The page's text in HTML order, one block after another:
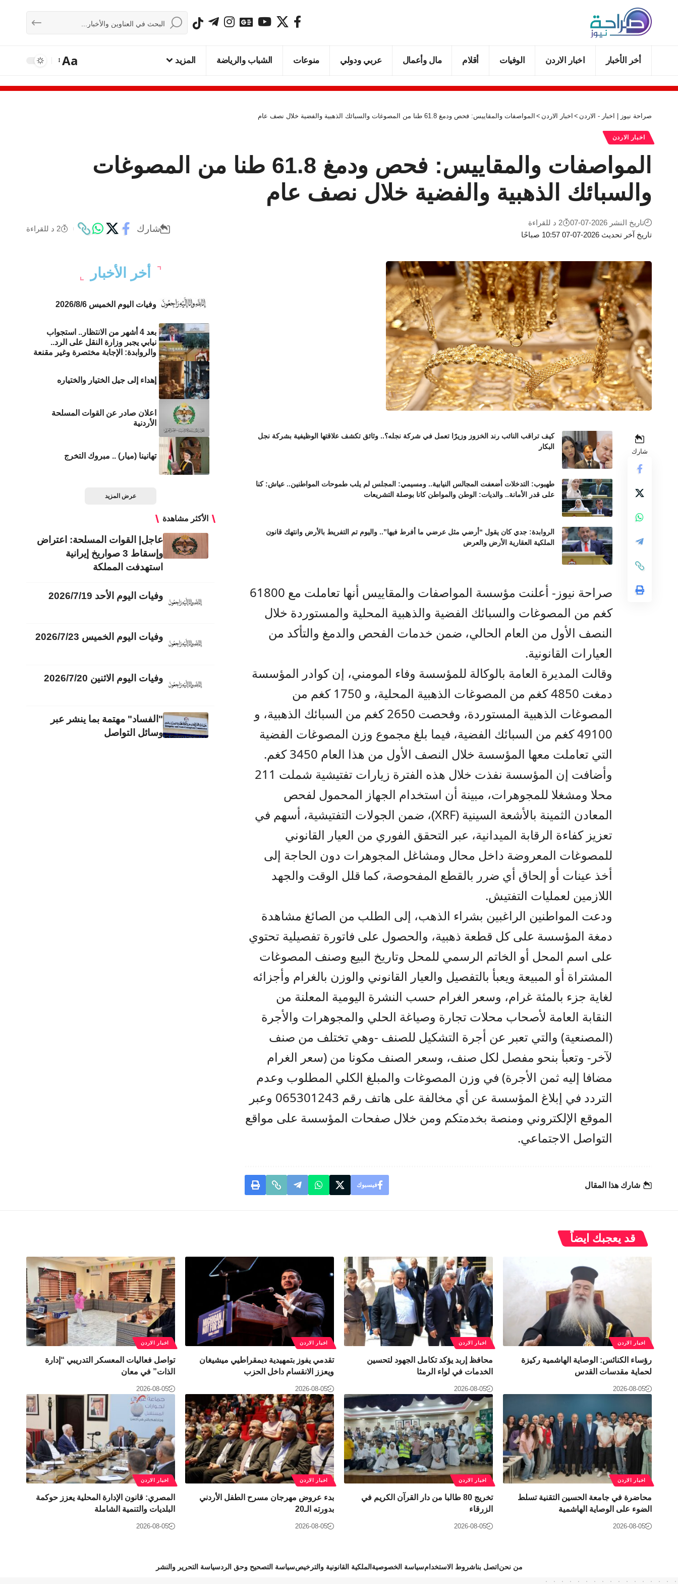
أخر الأخبار اخبار الاردن الوفيات أقلام مال وأعمال عربي ودولي منوعات الشباب والرياضة المزيد Aa
صراحة نيوز | اخبار - الاردن > اخبار الاردن > المواصفات والمقاييس: فحص ودمغ 61.8 طنا من المصوغات والسبائك الذهبية والفضية خلال نصف عام
اخبار الاردن
المواصفات والمقاييس: فحص ودمغ 61.8 طنا من المصوغات
والسبائك الذهبية والفضية خلال نصف عام
تاريخ آخر تحديث 2026-07-07 10:57 صباحًا
تاريخ النشر 2026-07-07 2 د للقراءة
شارك 2 د للقراءة
شارك
كيف تراقب النائب رند الخزوز وزيرًا تعمل في شركة نجله؟.. وثائق تكشف علاقتها الوظيفية بشركة نجل
البكار
طهبوب: التدخلات أضعفت المجالس النيابية.. ومسيمي: المجلس لم يلب طموحات المواطنين.. عياش: كنا
على قدر الأمانة.. والديات: الوطن والمواطن كانا بوصلة التشريعات
الروابدة: جدي كان يقول “أرضي مثل عرضي ما أفرط فيها”.. واليوم تم التفريط بالأرض وانتهك قانون
الملكية العقارية الأرض والعرض
صراحة نيوز- أعلنت مؤسسة المواصفات والمقاييس أنها تعاملت مع 61800
كغم من المصوغات والسبائك الفضية والذهبية المحلية والمستوردة خلال
النصف الأول من العام الحالي، ضمن خدمات الفحص والدمغ والتأكد من
العيارات القانونية.
وقالت المديرة العامة بالوكالة للمؤسسة وفاء المومني، إن كوادر المؤسسة
دمغت 4850 كغم من المصوغات الذهبية المحلية، و 1750 كغم من
المصوغات الذهبية المستوردة، وفحصت 2650 كغم من السبائك الذهبية، و
49100 كغم من السبائك الفضية، فيما بلغ مجموع وزن المصوغات الفضية
التي تعاملت معها المؤسسة خلال النصف الأول من هذا العام 3450 كغم.
وأضافت إن المؤسسة نفذت خلال هذه الفترة زيارات تفتيشية شملت 211
محلا ومشغلا للمجوهرات، مبينة أن استخدام الجهاز المحمول لفحص
المعادن الثمينة بالأشعة السينية (XRF)، ضمن الجولات التفتيشية، أسهم في
تعزيز كفاءة الرقابة الميدانية، عبر التحقق الفوري من العيار القانوني
للمصوغات المعروضة داخل محال ومشاغل المجوهرات دون الحاجة إلى
أخذ عينات أو إلحاق أي ضرر بالقطع المفحوصة، كما قلل الوقت والجهد
اللازمين لعمليات التفتيش.
ودعت المواطنين الراغبين بشراء الذهب، إلى الطلب من الصائغ مشاهدة
دمغة المؤسسة على كل قطعة ذهبية، والحصول على فاتورة تفصيلية تحتوي
على اسم المحل أو الخاتم الرسمي للمحل وتاريخ البيع وصنف المصوغات
المشتراة أو المبيعة ويعبأ بالتفصيل والعيار القانوني والوزن بالغرام وأجزائه
لغاية جزء بالمئة غرام، وسعر الغرام حسب النشرة اليومية المعلنة من
النقابة العامة لأصحاب محلات تجارة وصياغة الحلي والمجوهرات والأجرة
(المصنعية) والتي تعبر عن أجرة التشكيل للصنف -وهي تختلف من صنف
لآخر- وتعبأ بنحو مفصل لكل صنف، وسعر الصنف مكونا من (سعر الغرام
مضافا إليه ثمن الأجرة) في وزن المصوغات والمبلغ الكلي المطلوب وعدم
التردد في إبلاغ المؤسسة عن أي مخالفة على هاتف رقم 065301243 وعبر
الموقع الإلكتروني ومنصة بخدمتكم ومن خلال صفحات المؤسسة على مواقع
التواصل الاجتماعي.
شارك هذا المقال فيسبوك
أخر الأخبار
وفيات اليوم الخميس 2026/8/6
بعد 4 أشهر من الانتظار.. استجواب
نيابي يجبر وزارة النقل على الرد..
والروابدة: الإجابة مختصرة وغير مقنعة
إهداء إلى جيل الختيار والختياره
اعلان صادر عن القوات المسلحة
الأردنية
تهانينا (ميار) .. مبروك التخرج
عرض المزيد
الأكثر مشاهدة
عاجل| القوات المسلحة: اعتراض
وإسقاط 3 صواريخ إيرانية
استهدفت المملكة
وفيات اليوم الأحد 2026/7/19
وفيات اليوم الخميس 2026/7/23
وفيات اليوم الاثنين 2026/7/20
"الفساد" مهتمة بما ينشر عبر
وسائل التواصل
قد يعجبك ايضاً
اخبار الاردن
رؤساء الكنائس: الوصاية الهاشمية ركيزة
لحماية مقدسات القدس
2026-08-05
اخبار الاردن
محافظ إربد يؤكد تكامل الجهود لتحسين
الخدمات في لواء الرمثا
2026-08-05
اخبار الاردن
تقدمي يفوز بتمهيدية ديمقراطيي ميشيغان
ويعزز الانقسام داخل الحزب
2026-08-05
اخبار الاردن
تواصل فعاليات المعسكر التدريبي “إدارة
الذات” في معان
2026-08-05
اخبار الاردن
محاضرة في جامعة الحسين التقنية تسلط
الضوء على الوصاية الهاشمية
2026-08-05
اخبار الاردن
تخريج 80 طالبا من دار القرآن الكريم في
الزرقاء
2026-08-05
اخبار الاردن
بدء عروض مهرجان مسرح الطفل الأردني
بدورته الـ20
2026-08-05
اخبار الاردن
المصري: قانون الإدارة المحلية يعزز حوكمة
البلديات والتنمية الشاملة
2026-08-05
من نحن اتصل بناشروط الاستخدامسياسة الخصوصية الملكية القانونية والترخيصسياسة التصحيح وحق الردسياسة التحرير والنشر